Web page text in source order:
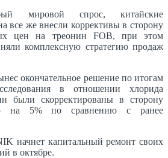
мировой спрос, китайские
все же внесли коррективы в сторону
цен на треонин FOB, при этом
комплексную стратегию продаж
окончательное решение по итогам
в отношении хлорида
были скорректированы в сторону
на 5% по сравнению с ранее
начнет капитальный ремонт своих
в октябре.